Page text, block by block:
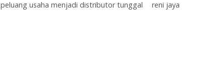
peluang usaha menjadi distributor tunggal reni jaya